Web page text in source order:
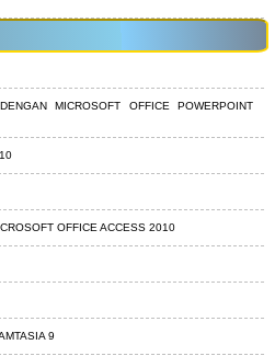
MICROSOFT OFFICE POWERPOINT
OFFICE ACCESS 2010
9